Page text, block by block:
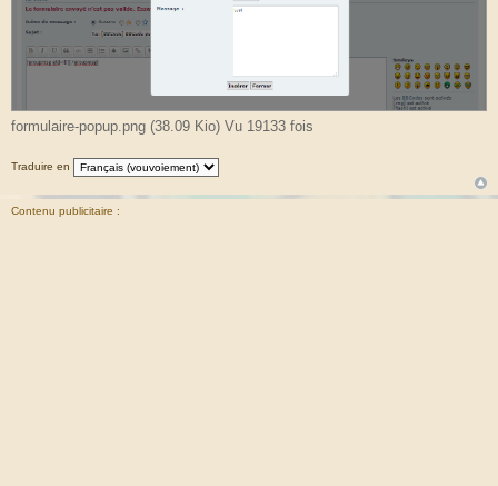
formulaire-popup.png (38.09 Kio) Vu 19133 fois
Traduire en
Contenu publicitaire :